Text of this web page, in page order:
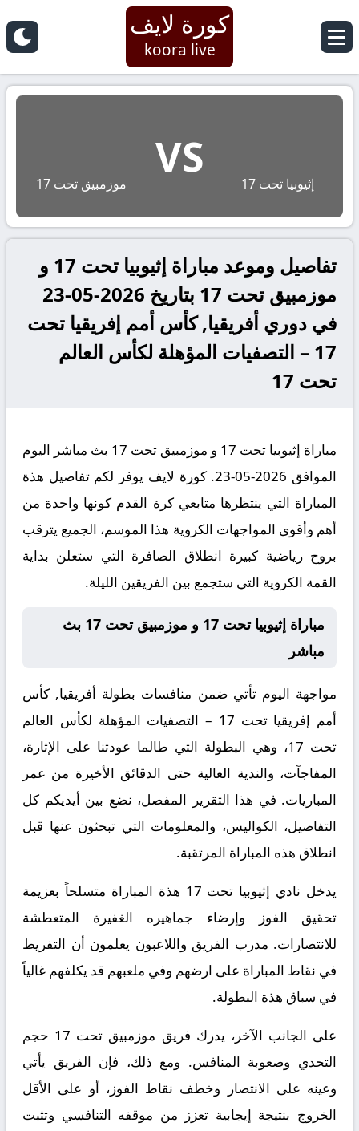
كورة لايف
koora live
إثيوبيا تحت 17
VS
موزمبيق تحت 17
تفاصيل وموعد مباراة إثيوبيا تحت 17 و
موزمبيق تحت 17 بتاريخ 2026-05-23
في دوري أفريقيا, كأس أمم إفريقيا تحت
17 – التصفيات المؤهلة لكأس العالم
تحت 17
مباراة إثيوبيا تحت 17 و موزمبيق تحت 17 بث مباشر اليوم
الموافق 2026-05-23. كورة لايف يوفر لكم تفاصيل هذة
المباراة التي ينتظرها متابعي كرة القدم كونها واحدة من
أهم وأقوى المواجهات الكروية هذا الموسم، الجميع يترقب
بروح رياضية كبيرة انطلاق الصافرة التي ستعلن بداية
القمة الكروية التي ستجمع بين الفريقين الليلة.
مباراة إثيوبيا تحت 17 و موزمبيق تحت 17 بث
مباشر
مواجهة اليوم تأتي ضمن منافسات بطولة أفريقيا, كأس
أمم إفريقيا تحت 17 – التصفيات المؤهلة لكأس العالم
تحت 17، وهي البطولة التي طالما عودتنا على الإثارة،
المفاجآت، والندية العالية حتى الدقائق الأخيرة من عمر
المباريات. في هذا التقرير المفصل، نضع بين أيديكم كل
التفاصيل، الكواليس، والمعلومات التي تبحثون عنها قبل
انطلاق هذه المباراة المرتقبة.
يدخل نادي إثيوبيا تحت 17 هذة المباراة متسلحاً بعزيمة
تحقيق الفوز وإرضاء جماهيره الغفيرة المتعطشة
للانتصارات. مدرب الفريق واللاعبون يعلمون أن التفريط
في نقاط المباراة على ارضهم وفي ملعبهم قد يكلفهم غالياً
في سباق هذة البطولة.
على الجانب الآخر، يدرك فريق موزمبيق تحت 17 حجم
التحدي وصعوبة المنافس. ومع ذلك، فإن الفريق يأتي
وعينه على الانتصار وخطف نقاط الفوز، أو على الأقل
الخروج بنتيجة إيجابية تعزز من موقفه التنافسي وتثبت